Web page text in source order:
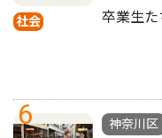
社会
卒業生た
6
神奈川区